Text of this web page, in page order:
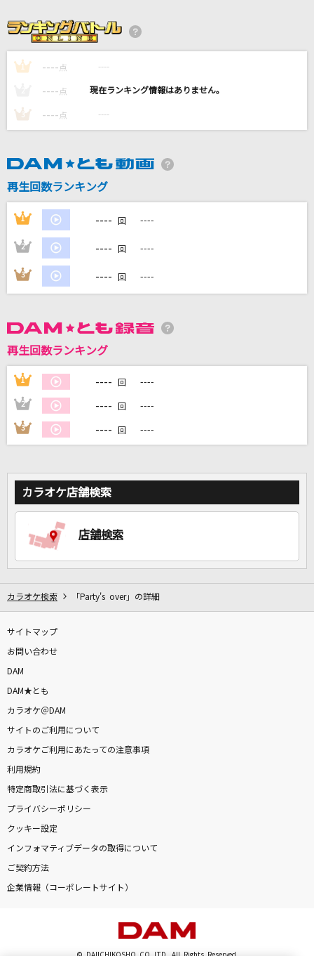
[生音]炎
[生音]楓
スピッツ
しわあわせ
小さな恋のうた
MONGOL800
DAMの新曲・ランキングなど
DAMに会員登録・ログインして
カラオケをもっと楽しもう！
1 ---- 点 ----
---- 点 ----
3 ---- 点 ----
再生回数ランキング
1 ---- 回 ----
2 ---- 回 ----
3 ---- 回 ----
再生回数ランキング
1 ---- 回 ----
2 ---- 回 ----
3 ---- 回 ----
カラオケ店舗検索
店舗検索
カラオケ検索 「Party's over」の詳細
サイトマップ
お問い合わせ
DAM
DAM★とも
カラオケ＠DAM
サイトのご利用について
カラオケご利用にあたっての注意事項
利用規約
特定商取引法に基づく表示
プライバシーポリシー
クッキー設定
インフォマティブデータの取得について
ご契約方法
企業情報（コーポレートサイト）
© DAIICHIKOSHO CO.,LTD. All Rights Reserved.